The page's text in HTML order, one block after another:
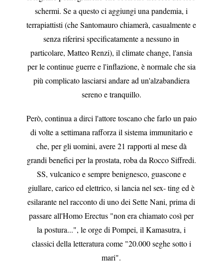
schermi. Se a questo ci aggiungi una pandemia, i
terrapiattisti (che Santomauro chiamerà, casualmente e
senza riferirsi specificatamente a nessuno in
particolare, Matteo Renzi), il climate change, l'ansia
per le continue guerre e l'inflazione, è normale che sia
più complicato lasciarsi andare ad un'alzabandiera
sereno e tranquillo.
Però, continua a dirci l'attore toscano che farlo un paio
di volte a settimana rafforza il sistema immunitario e
che, per gli uomini, avere 21 rapporti al mese dà
grandi benefici per la prostata, roba da Rocco Siffredi.
SS, vulcanico e sempre benignesco, guascone e
giullare, carico ed elettrico, si lancia nel sex- ting ed è
esilarante nel racconto di uno dei Sette Nani, prima di
passare all'Homo Erectus "non era chiamato così per
la postura...", le orge di Pompei, il Kamasutra, i
classici della letteratura come "20.000 seghe sotto i
mari".